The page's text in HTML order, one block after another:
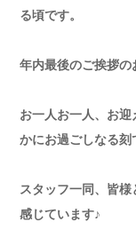
る頃です。
年内最後のご挨拶の
お一人お一人、お
かにお過ごしなる刻
スタッフ一同、皆
感じています♪